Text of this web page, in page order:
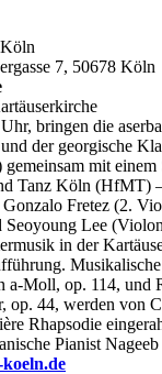
7, 50678 Köln
bringen die
der georgische
mit einem
Tanz Köln (HfMT) –
Fretez (2.
Lee
in der
a-Moll, op. 114, und
op. 44, werden von
Rhapsodie
Pianist